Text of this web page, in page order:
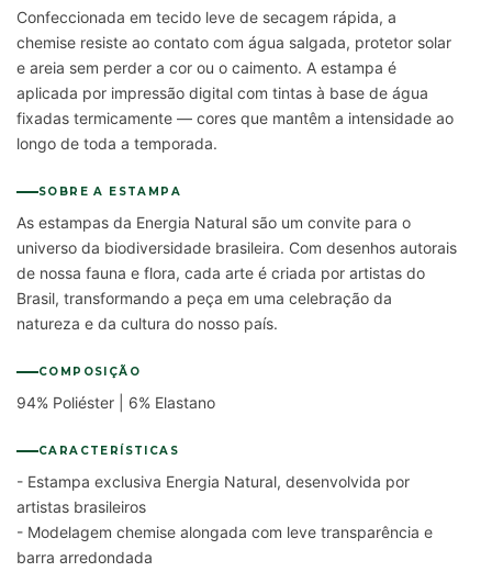
Confeccionada em tecido leve de secagem rápida, a
chemise resiste ao contato com água salgada, protetor solar
e areia sem perder a cor ou o caimento. A estampa é
aplicada por impressão digital com tintas à base de água
fixadas termicamente — cores que mantêm a intensidade ao
longo de toda a temporada.
SOBRE A ESTAMPA
As estampas da Energia Natural são um convite para o
universo da biodiversidade brasileira. Com desenhos autorais
de nossa fauna e flora, cada arte é criada por artistas do
Brasil, transformando a peça em uma celebração da
natureza e da cultura do nosso país.
COMPOSIÇÃO
94% Poliéster | 6% Elastano
CARACTERÍSTICAS
- Estampa exclusiva Energia Natural, desenvolvida por
artistas brasileiros
- Modelagem chemise alongada com leve transparência e
barra arredondada